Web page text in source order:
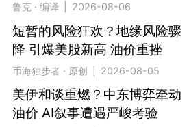
鲁克 · 编译 | 2026-08-06
短暂的风险狂欢？地缘风险骤
降 引爆美股新高 油价重挫
币海独步者 · 原创 | 2026-08-05
美伊和谈重燃？中东博弈牵动
油价 AI叙事遭遇严峻考验